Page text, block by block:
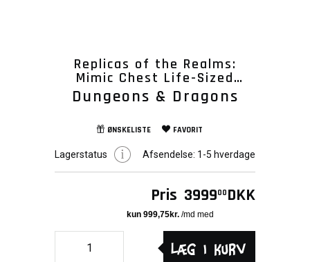
Replicas of the Realms:
Mimic Chest Life-Sized
Figure
Dungeons & Dragons
ØNSKELISTE FAVORIT
Lagerstatus Afsendelse: 1-5 hverdage
Pris 399900 DKK
Læg i kurv